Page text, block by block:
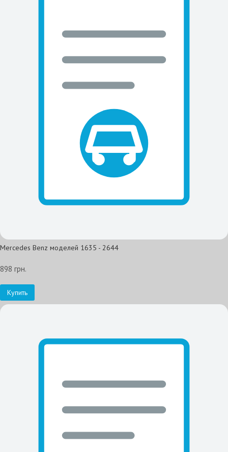
Mercedes Benz моделей 1635 - 2644
898 грн.
Купить